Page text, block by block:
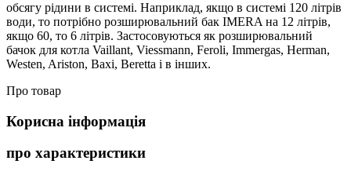
обсягу рідини в системі. Наприклад, якщо в системі 120 літрів
води, то потрібно розширювальний бак IMERA на 12 літрів,
якщо 60, то 6 літрів. Застосовуються як розширювальний
бачок для котла Vaillant, Viessmann, Feroli, Immergas, Herman,
Westen, Ariston, Baxi, Beretta і в інших.
Про товар
Корисна інформація
про характеристики